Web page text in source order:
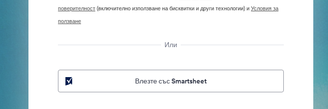
поверителност(включително използване на бисквитки и други технологии) иУсловия за
ползване
Или
Влезте със Smartsheet